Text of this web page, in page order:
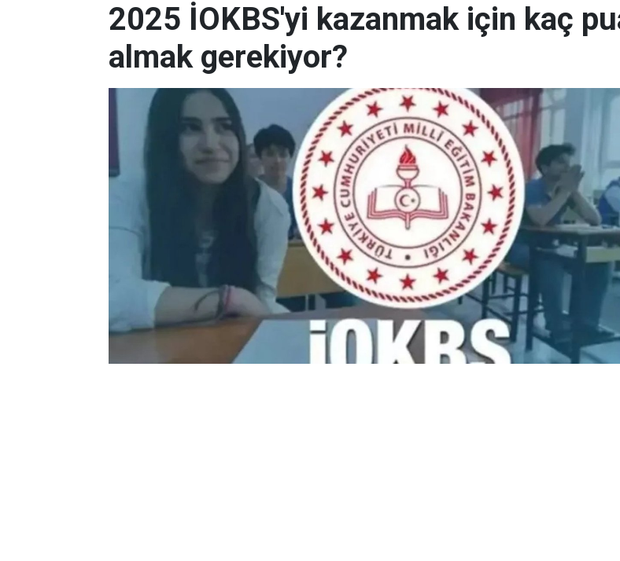
2025 İOKBS'yi kazanmak için kaç
almak gerekiyor?